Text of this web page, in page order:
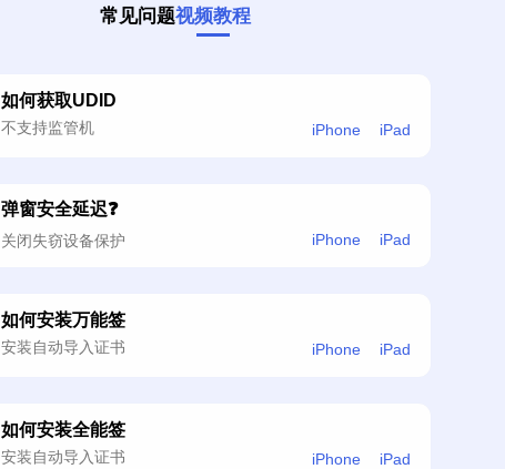
常见问题视频教程
如何获取UDID
不支持监管机 iPhone iPad
弹窗安全延迟❓
关闭失窃设备保护 iPhone iPad
如何安装万能签
安装自动导入证书 iPhone iPad
如何安装全能签
安装自动导入证书 iPhone iPad